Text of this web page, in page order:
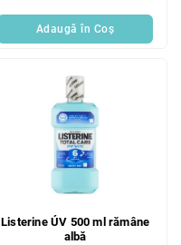
Adaugă în Coş
Listerine ÚV 500 ml rămâne
albă